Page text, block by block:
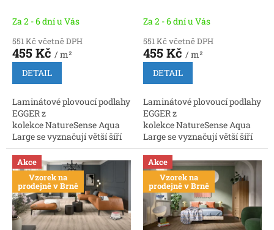
Za 2 - 6 dní u Vás
551 Kč včetně DPH
455 Kč / m²
DETAIL
Laminátové plovoucí podlahy
EGGER z
kolekce NatureSense Aqua
Large se vyznačují větší šíří
lamel oproti formátům
řady Classic. Lamely jsou
opatřeny patentovaným...
Za 2 - 6 dní u Vás
551 Kč včetně DPH
455 Kč / m²
DETAIL
Laminátové plovoucí podlahy
EGGER z
kolekce NatureSense Aqua
Large se vyznačují větší šíří
lamel oproti formátům
řady Classic. Lamely jsou
opatřeny patentovaným...
Akce
Vzorek na
prodejně v Brně
Akce
Vzorek na
prodejně v Brně